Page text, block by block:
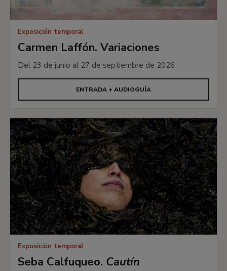
Exposición temporal
Carmen Laffón. Variaciones
Del 23 de junio al 27 de septiembre de 2026
ENTRADA + AUDIOGUÍA
Exposición temporal
Seba Calfuqueo. Cautín